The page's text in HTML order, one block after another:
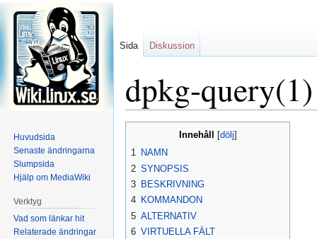
dpkg-query(1)
Innehåll
1 NAMN
2 SYNOPSIS
3 BESKRIVNING
4 KOMMANDON
5 ALTERNATIV
6 VIRTUELLA FÄLT
Sida Diskussion
Huvudsida
Senaste ändringarna
Slumpsida
Hjälp om MediaWiki
Verktyg
Vad som länkar hit
Relaterade ändringar